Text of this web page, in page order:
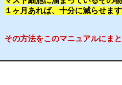
１ヶ月あれば、十分に減らせます
その方法をこのマニュアルにまと